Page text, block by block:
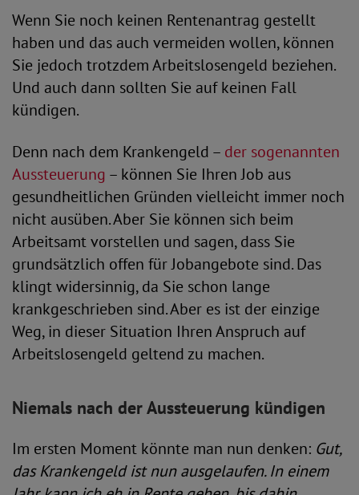
Wenn Sie noch keinen Rentenantrag gestellt
haben und das auch vermeiden wollen, können
Sie jedoch trotzdem Arbeitslosengeld beziehen.
Und auch dann sollten Sie auf keinen Fall
kündigen.
Denn nach dem Krankengeld – der sogenannten
Aussteuerung – können Sie Ihren Job aus
gesundheitlichen Gründen vielleicht immer noch
nicht ausüben. Aber Sie können sich beim
Arbeitsamt vorstellen und sagen, dass Sie
grundsätzlich offen für Jobangebote sind. Das
klingt widersinnig, da Sie schon lange
krankgeschrieben sind. Aber es ist der einzige
Weg, in dieser Situation Ihren Anspruch auf
Arbeitslosengeld geltend zu machen.
Niemals nach der Aussteuerung kündigen
Im ersten Moment könnte man nun denken: Gut,
das Krankengeld ist nun ausgelaufen. In einem